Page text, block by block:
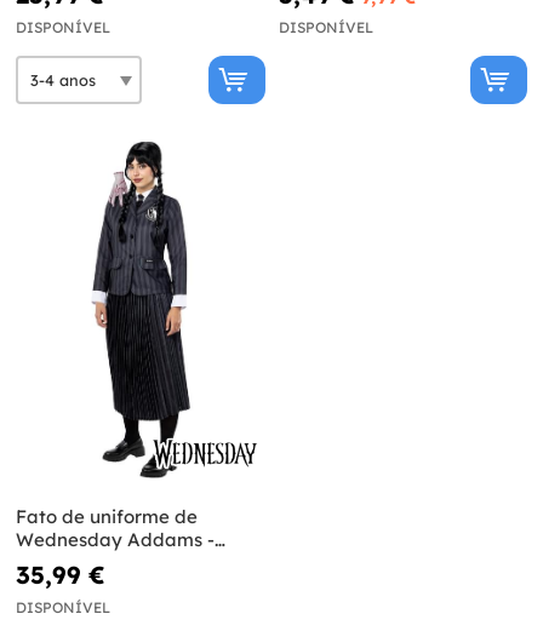
DISPONÍVEL DISPONÍVEL
Fato de uniforme de
Wednesday Addams -
Oficial Netflix
35,99 €
DISPONÍVEL